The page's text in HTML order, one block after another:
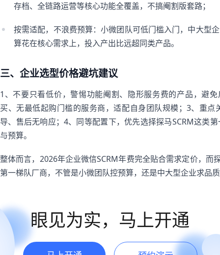
存档、全链路运营等核心功能全覆盖，不搞阉割版套路；
按需适配，不浪费预算：小微团队可低门槛入门，中大型
算花在核心需求上，投入产出比远超同类产品。
三、企业选型价格避坑建议
1、不要只看低价，警惕功能阉割、隐形服务费的产品，避
买、无最低起购门槛的服务商，适配自身团队规模；3、重
导、售后无响应；4、同等配置下，优先选择探马SCRM这类
与预算。
整体而言，2026年企业微信SCRM年费完全贴合需求定价，而
第一梯队厂商，不管是小微团队控预算，还是中大型企业求品
眼见为实，马上开通